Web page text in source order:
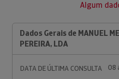
Algum
Dados Gerais de MANUEL
PEREIRA, LDA
DATA DE ÚLTIMA CONSULTA
08